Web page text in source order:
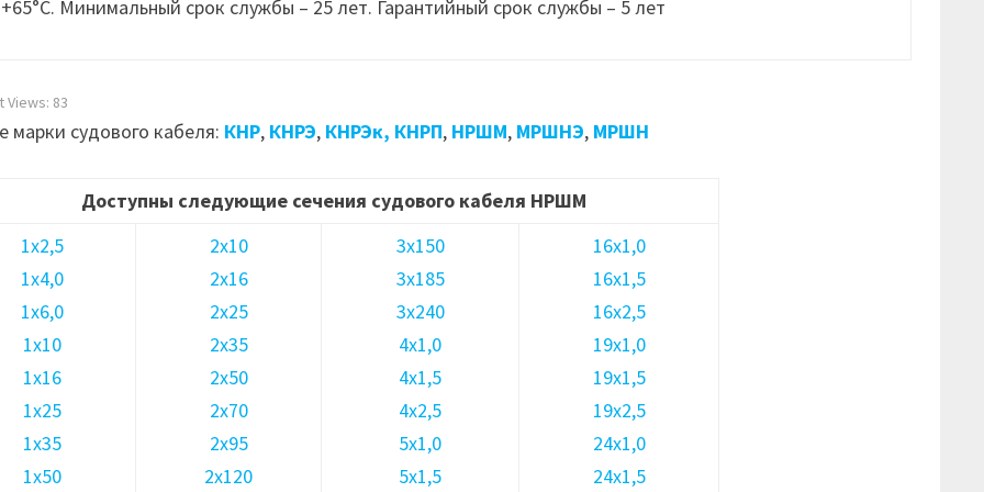
Минимальный срок службы – 25 лет. Гарантийный срок службы – 5 лет
Views: 83
марки судового кабеля: КНР, КНРЭ, КНРЭк, КНРП, НРШМ, МРШНЭ, МРШН
Доступны следующие сечения судового кабеля НРШМ
1х2,5
1х4,0
1х6,0
1х10
1х16
1х25
1х35
1х50
2х10
2х16
2х25
2х35
2х50
2х70
2х95
2х120
3х150
3х185
3х240
4х1,0
4х1,5
4х2,5
5х1,0
5х1,5
16х1,0
16х1,5
16х2,5
19х1,0
19х1,5
19х2,5
24х1,0
24х1,5